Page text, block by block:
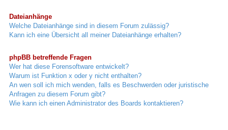
Dateianhänge
Welche Dateianhänge sind in diesem Forum zulässig?
Kann ich eine Übersicht all meiner Dateianhänge erhalten?
phpBB betreffende Fragen
Wer hat diese Forensoftware entwickelt?
Warum ist Funktion x oder y nicht enthalten?
An wen soll ich mich wenden, falls es Beschwerden oder juristische
Anfragen zu diesem Forum gibt?
Wie kann ich einen Administrator des Boards kontaktieren?